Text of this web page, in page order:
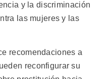
y la discriminación
las mujeres y las
recomendaciones a
reconfigurar su